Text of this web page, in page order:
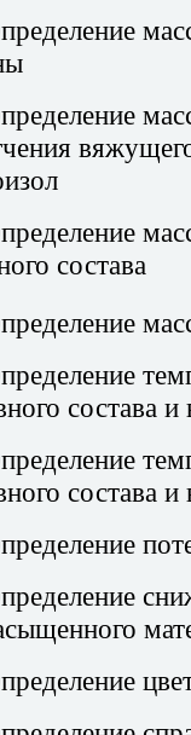
состава
состава
состава